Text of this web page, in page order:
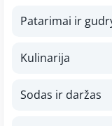
Patarimai ir
Kulinarija
Sodas ir daržas